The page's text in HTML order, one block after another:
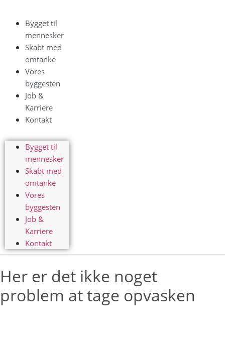
Bygget til
mennesker
Skabt med
omtanke
Vores
byggesten
Job &
Karriere
Kontakt
Bygget til
mennesker
Skabt med
omtanke
Vores
byggesten
Job &
Karriere
Kontakt
Her er det ikke noget
problem at tage opvasken